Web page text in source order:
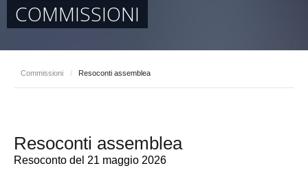
COMMISSIONI
Commissioni / Resoconti assemblea
Resoconti assemblea
Resoconto del 21 maggio 2026